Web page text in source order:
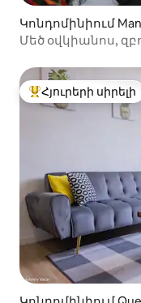
Կոնդոմինիում
Մեծ օվկիանոս,
Հյուրերի սիրելի
Հյուրերի սիրելի